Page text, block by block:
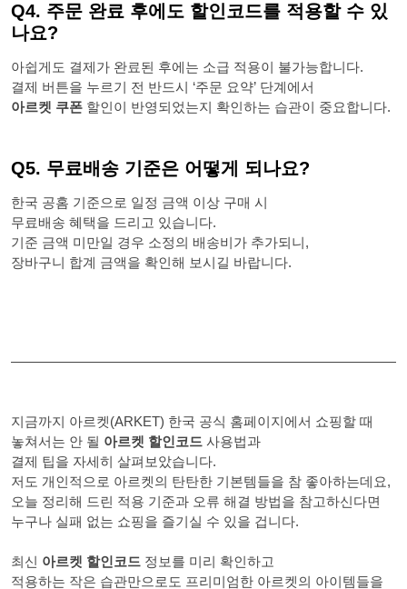
Q4. 주문 완료 후에도 할인코드를 적용할 수 있
나요?
아쉽게도 결제가 완료된 후에는 소급 적용이 불가능합니다.
결제 버튼을 누르기 전 반드시 ‘주문 요약’ 단계에서
아르켓 쿠폰 할인이 반영되었는지 확인하는 습관이 중요합니다.
Q5. 무료배송 기준은 어떻게 되나요?
한국 공홈 기준으로 일정 금액 이상 구매 시
무료배송 혜택을 드리고 있습니다.
기준 금액 미만일 경우 소정의 배송비가 추가되니,
장바구니 합계 금액을 확인해 보시길 바랍니다.
지금까지 아르켓(ARKET) 한국 공식 홈페이지에서 쇼핑할 때
놓쳐서는 안 될 아르켓 할인코드 사용법과
결제 팁을 자세히 살펴보았습니다.
저도 개인적으로 아르켓의 탄탄한 기본템들을 참 좋아하는데요,
오늘 정리해 드린 적용 기준과 오류 해결 방법을 참고하신다면
누구나 실패 없는 쇼핑을 즐기실 수 있을 겁니다.
최신 아르켓 할인코드 정보를 미리 확인하고
적용하는 작은 습관만으로도 프리미엄한 아르켓의 아이템들을